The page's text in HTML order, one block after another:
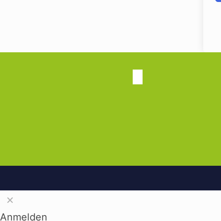
✕
Anmelden